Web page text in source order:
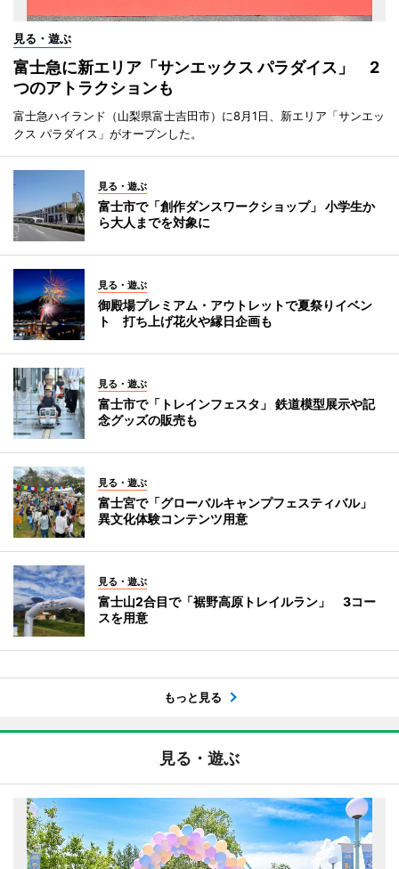
見る・遊ぶ
富士急に新エリア「サンエックス パラダイス」 2
つのアトラクションも
富士急ハイランド（山梨県富士吉田市）に8月1日、新エリア「サンエッ
クス パラダイス」がオープンした。
見る・遊ぶ
富士市で「創作ダンスワークショップ」 小学生か
ら大人までを対象に
見る・遊ぶ
御殿場プレミアム・アウトレットで夏祭りイベン
ト 打ち上げ花火や縁日企画も
見る・遊ぶ
富士市で「トレインフェスタ」 鉄道模型展示や記
念グッズの販売も
見る・遊ぶ
富士宮で「グローバルキャンプフェスティバル」
異文化体験コンテンツ用意
見る・遊ぶ
富士山2合目で「裾野高原トレイルラン」 3コー
スを用意
もっと見る
見る・遊ぶ